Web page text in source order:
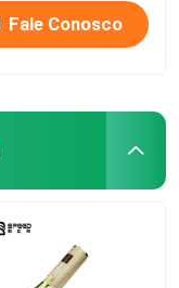
Fale Conosco